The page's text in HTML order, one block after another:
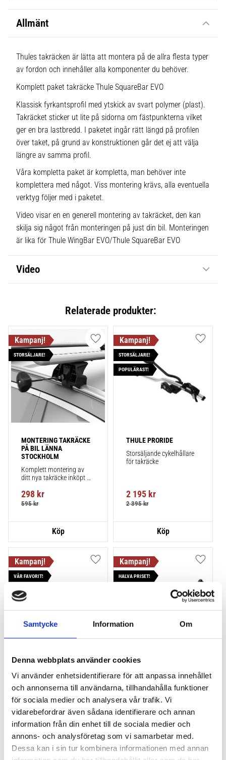
Samtycke Information Om
Denna webbplats använder cookies
Vi använder enhetsidentifierare för att anpassa innehållet
och annonserna till användarna, tillhandahålla funktioner
för sociala medier och analysera vår trafik. Vi
vidarebefordrar även sådana identifierare och annan
information från din enhet till de sociala medier och
annons- och analysföretag som vi samarbetar med.
Dessa kan i sin tur kombinera informationen med annan
Allmänt
Thules takräcken är lätta att montera på de allra flesta typer
av fordon och innehåller alla komponenter du behöver.
Komplett paket takräcke Thule SquareBar EVO
Klassisk fyrkantsprofil med ytskick av svart polymer (plast).
Takräcket sticker ut lite på sidorna om fästpunkterna vilket
ger en bra lastbredd. I paketet ingår rätt längd på profilen
över taket, på grund av konstruktionen går det ej att välja
längre av samma profil.
Våra kompletta paket är kompletta, man behöver inte
komplettera med något. Viss montering krävs, alla eventuella
verktyg följer med i paketet.
Video visar en en generell montering av takräcket, den kan
skilja sig något från monteringen på just din bil. Monteringen
är lika för Thule WingBar EVO/Thule SquareBar EVO
Video
Relaterade produkter:
MONTERING TAKRÄCKE
PÅ BIL LÄNNA
STOCKHOLM
Komplett montering av
ditt nya takräcke inköpt
montering på din bil.
298 kr
595kr
STORSÄLJARE!
Lägg till i favoriter
THULE PRORIDE
Storsäljande cykelhållare
för takräcke
2 195 kr
2 395kr
STORSÄLJARE!
POPULÄRAST!
Lägg
THULE PRORIDE BLACK
Storsäljande
2 395kr
2 595 kr
VÅR FAVORIT!
Lägg till i favoriter
THULE DOCKGLIDE
Horisontell kajakhållare
1 495kr
3 145
HALVA PRISET!
Lägg